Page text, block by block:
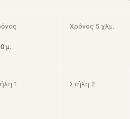
μ.
Χρόνος 5 χλμ.
1. Στήλη 2.